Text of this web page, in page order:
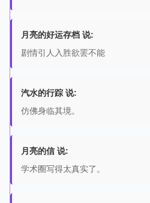
月亮的好运存档 说:
剧情引人入胜欲罢不能
汽水的行踪 说:
仿佛身临其境。
月亮的信 说:
学术圈写得太真实了。